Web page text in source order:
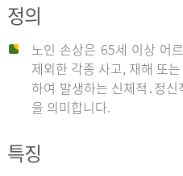
정의
노인 손상은 65세 이상 어
제외한 각종 사고, 재해 또
하여 발생하는 신체적․정
을 의미합니다.
특징